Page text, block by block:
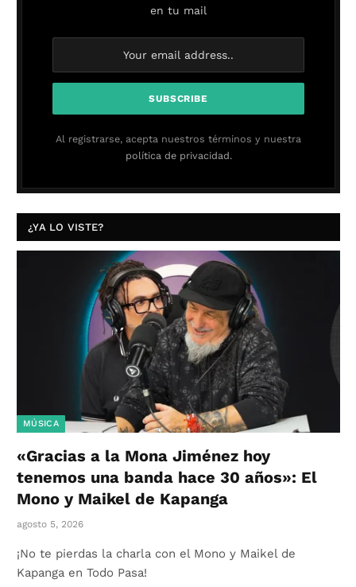
en tu mail
Al registrarse, acepta nuestros términos y nuestra
política de privacidad.
¿YA LO VISTE?
MÚSICA
«Gracias a la Mona Jiménez hoy
tenemos una banda hace 30 años»: El
Mono y Maikel de Kapanga
agosto 5, 2026
¡No te pierdas la charla con el Mono y Maikel de
Kapanga en Todo Pasa!